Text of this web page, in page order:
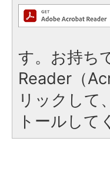
す。お持ち
Reader（
リックして
トールして